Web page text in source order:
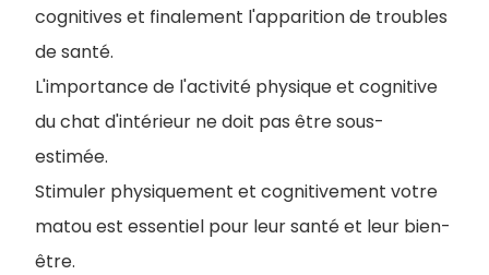
cognitives et finalement l'apparition de troubles
de santé.
L'importance de l'activité physique et cognitive
du chat d'intérieur ne doit pas être sous-
estimée.
Stimuler physiquement et cognitivement votre
matou est essentiel pour leur santé et leur bien-
être.